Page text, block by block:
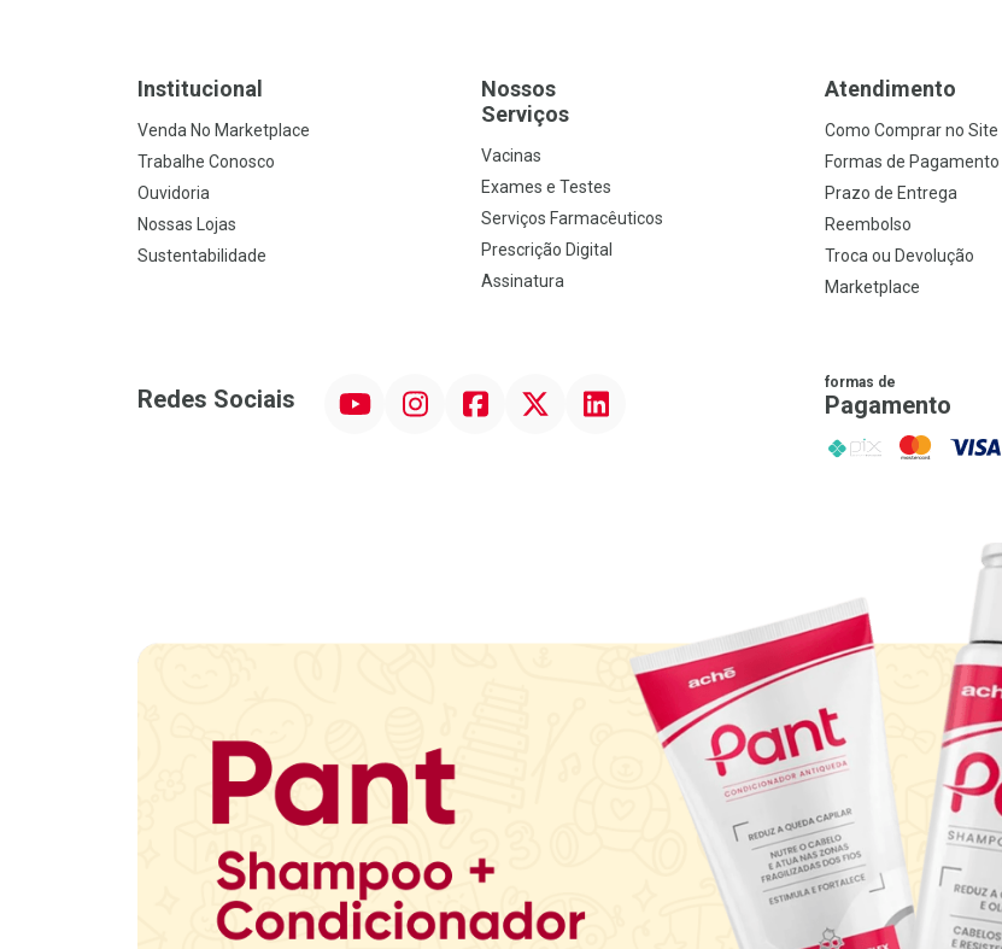
Institucional
Venda No Marketplace
Trabalhe Conosco
Ouvidoria
Nossas Lojas
Sustentabilidade
Nossos
Serviços
Vacinas
Exames e Testes
Serviços Farmacêuticos
Prescrição Digital
Assinatura
Atendimento
Como Comprar no Site
Formas de Pagamento
Prazo de Entrega
Reembolso
Troca ou Devolução
Marketplace
Redes Sociais InstagramFacebookTwitter Linkedin formas de
Pagamento
PIX MasterCard
VISA